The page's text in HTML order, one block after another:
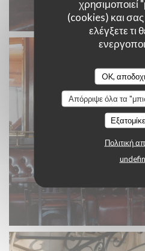
χρησιμοποιεί
(cookies) και σας
ελέγξετε τι
OK,
Απόρριψε όλα τα
Πολιτική